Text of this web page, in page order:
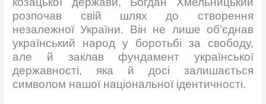
розпочав свій шлях до створення
незалежної України. Він не лише об’єднав
український народ у боротьбі за свободу,
але й заклав фундамент української
державності, яка й досі залишається
символом нашої національної ідентичності.